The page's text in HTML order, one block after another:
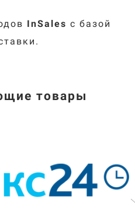
InSales с базой
товары